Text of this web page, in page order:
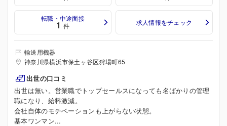
転職・中途面接
1 件 求人情報をチェック
輸送用機器
神奈川県横浜市保土ヶ谷区狩場町65
出世の口コミ
出世は無い。営業職でトップセールスになっても名ばかりの管理
職になり、給料激減。
会社自体のモチベーションも上がらない状態。
基本ワンマン...